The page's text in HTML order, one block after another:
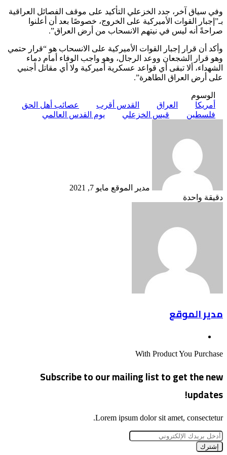
وفي سياق آخر، جدد الخزعلي التأكيد على موقف الفصائل العراقية
بـ”إجبار القوات الأميركية على الخروج، خصوصًا بعد أن أعلنوا
صراحةً أنه ليس في نيتهم الانسحاب من أرض العراق”.
وأكد أن قرار إجبار القوات الأميركية على الانسحاب هو “قرار حتمي
وهو قرار الشجعان ووعد الرجال، وهو واجب الوفاء أمام دماء
الشهداء، ألا تبقى أي قواعد عسكرية أميركية ولا أي مقاتل أجنبي
على أرض العراق الطاهرة”.
الوسوم
أمريكا
العراق القدس أقرب
عصائب أهل الحق
فلسطين
قيس الخزعلي يوم القدس العالمي
مدير الموقع مايو 7, 2021
دقيقة واحدة
مدير الموقع
With Product You Purchase
Subscribe to our mailing list to get the new
updates!
Lorem ipsum dolor sit amet, consectetur.
أدخل
بريدك